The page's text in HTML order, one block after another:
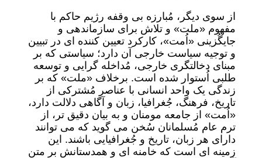
از سوی دیگر، مُبارزه بی وقفه رژیم حاکم با
مفهوم «ملت» و تلاش برای سازماندهی و
جایگُزینی «اُمت»، کارکرد تعیین کننده ای در تبیین
و توجیه سیاست خارجی آن دارد؛ سیاستی که بر
مبنای دخالتگری خارجی، مُداخله گرایی و توسعه
طلبی اُستوار شده است. برخلاف «ملت» که بر
زندگی یک واحد انسانی با عناصر مُشترکی از
تاریخ، فرهنگ، جُغرافیا، زبان و آگاهی دلالت دارد،
«اُمت» از جامعه مومنان و به بیان دقیق تر، از
ترم عام مُسلمانان سُخن می گوید که می توانند
دارای هر زبان، تاریخ و جُغرافیایی باشند. این
زمینه ای است که خامنه ای و همدستانش بر متن